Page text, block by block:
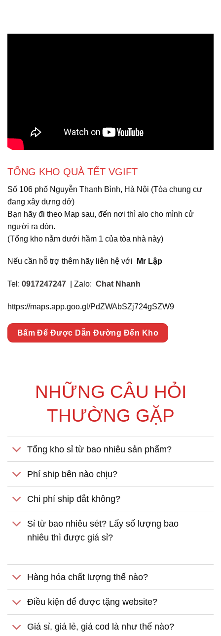
TỔNG KHO QUÀ TẾT VGIFT
Số 106 phố Nguyễn Thanh Bình, Hà Nội (Tòa chung cư
đang xây dựng dở)
Bạn hãy đi theo Map sau, đến nơi thì alo cho mình cử
người ra đón.
(Tổng kho nằm dưới hầm 1 của tòa nhà này)
Nếu cần hỗ trợ thêm hãy liên hệ với Mr Lập
Tel: 0917247247 | Zalo: Chat Nhanh
https://maps.app.goo.gl/PdZWAbSZj724gSZW9
Bấm Để Được Dẫn Đường Đến Kho
NHỮNG CÂU HỎI
THƯỜNG GẶP
Tổng kho sỉ từ bao nhiêu sản phẩm?
Phí ship bên nào chịu?
Chi phí ship đắt không?
Sỉ từ bao nhiêu sét? Lấy số lượng bao
nhiêu thì được giá sỉ?
Hàng hóa chất lượng thế nào?
Điều kiện để được tặng website?
Giá sỉ, giá lẻ, giá cod là như thế nào?